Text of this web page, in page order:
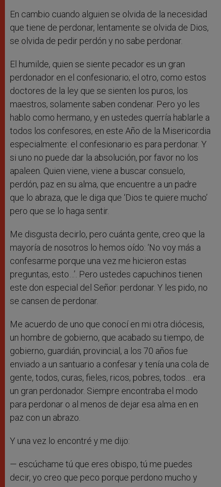
En cambio cuando alguien se olvida de la necesidad
que tiene de perdonar, lentamente se olvida de Dios,
se olvida de pedir perdón y no sabe perdonar.
El humilde, quien se siente pecador es un gran
perdonador en el confesionario; el otro, como estos
doctores de la ley que se sienten los puros, los
maestros, solamente saben condenar. Pero yo les
hablo como hermano, y en ustedes querría hablarle a
todos los confesores, en este Año de la Misericordia
especialmente: el confesionario es para perdonar. Y
si uno no puede dar la absolución, por favor no los
apaleen. Quien viene, viene a buscar consuelo,
perdón, paz en su alma, que encuentre a un padre
que lo abraza, que le diga que ‘Dios te quiere mucho’
pero que se lo haga sentir.
Me disgusta decirlo, pero cuánta gente, creo que la
mayoría de nosotros lo hemos oído: ‘No voy más a
confesarme porque una vez me hicieron estas
preguntas, esto…’. Pero ustedes capuchinos tienen
este don especial del Señor: perdonar. Y les pido, no
se cansen de perdonar.
Me acuerdo de uno que conocí en mi otra diócesis,
un hombre de gobierno, que acabado su tiempo, de
gobierno, guardián, provincial, a los 70 años fue
enviado a un santuario a confesar y tenía una cola de
gente, todos, curas, fieles, ricos, pobres, todos… era
un gran perdonador. Siempre encontraba el modo
para perdonar o al menos de dejar esa alma en en
paz con un abrazo.
Y una vez lo encontré y me dijo:
— escúchame tú que eres obispo, tú me puedes
decir, yo creo que peco porque perdono mucho y